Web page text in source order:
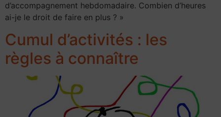
d’accompagnement hebdomadaire. Combien d’heures
ai-je le droit de faire en plus ? »
Cumul d’activités : les
règles à connaître